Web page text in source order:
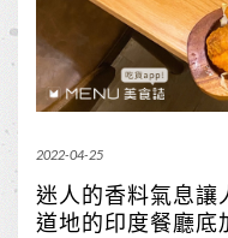
2022-04-25
迷人的香料氣息讓
道地的印度餐廳底